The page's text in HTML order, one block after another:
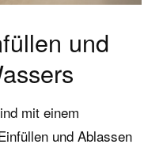
und
mit einem
und Ablassen